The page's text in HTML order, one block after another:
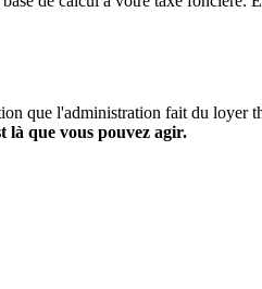
que l'administration fait du loyer
là que vous pouvez agir.